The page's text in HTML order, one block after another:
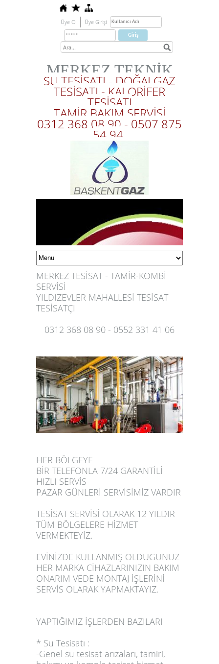
Üye Ol Üye Girişi
MERKEZ TEKNİK
SU TESİSATI - DOĞALGAZ
TESİSATI - KALORİFER
TESİSATI
TAMİR BAKIM SERVİSİ
0312 368 08 90 - 0507 875
54 94
MERKEZ TESİSAT - TAMİR-KOMBİ
SERVİSİ
YILDIZEVLER MAHALLESİ TESİSAT
TESİSATÇI
0312 368 08 90 - 0552 331 41 06
HER BÖLGEYE
BİR TELEFONLA 7/24 GARANTİLİ
HIZLI SERVİS
PAZAR GÜNLERİ SERVİSİMİZ VARDIR
TESİSAT SERVİSİ OLARAK 12 YILDIR
TÜM BÖLGELERE HİZMET
VERMEKTEYİZ.
EVİNİZDE KULLANMIŞ OLDUGUNUZ
HER MARKA CİHAZLARINIZIN BAKIM
ONARIM VEDE MONTAJ İŞLERİNİ
SERVİS OLARAK YAPMAKTAYIZ.
YAPTIĞIMIZ İŞLERDEN BAZILARI
* Su Tesisatı :
-Genel su tesisat arızaları, tamiri,